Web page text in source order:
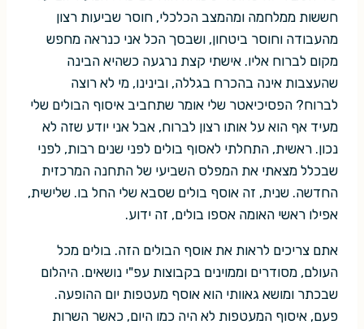
חששות ממלחמה ומהמצב הכלכלי, חוסר שביעות רצון
מהעבודה וחוסר ביטחון, ושבסך הכל אני כנראה מחפש
מקום לברוח אליו. אישתי קצת נרגעה כשהיא הבינה
שהעצבות אינה בהכרח בגללה, ובינינו, מי לא רוצה
לברוח? הפסיכיאטר שלי אומר שתחביב איסוף הבולים שלי
מעיד אף הוא על אותו רצון לברוח, אבל אני יודע שזה לא
נכון. ראשית, התחלתי לאסוף בולים לפני שנים רבות, לפני
שבכלל מצאתי את המפלס השביעי של התחנה המרכזית
החדשה. שנית, זה אוסף בולים שסבא שלי החל בו. שלישית,
אפילו ראשי האומה אספו בולים, זה ידוע.
אתם צריכים לראות את אוסף הבולים הזה. בולים מכל
העולם, מסודרים וממוינים בקבוצות עפ"י נושאים. היהלום
שבכתר ומושא גאוותי הוא אוסף מעטפות יום ההופעה.
פעם, איסוף המעטפות לא היה כמו היום, כאשר השרות